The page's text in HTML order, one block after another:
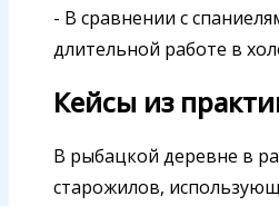
- В сравнении с
длительной работе в
Кейсы из
В рыбацкой деревне в
старожилов,